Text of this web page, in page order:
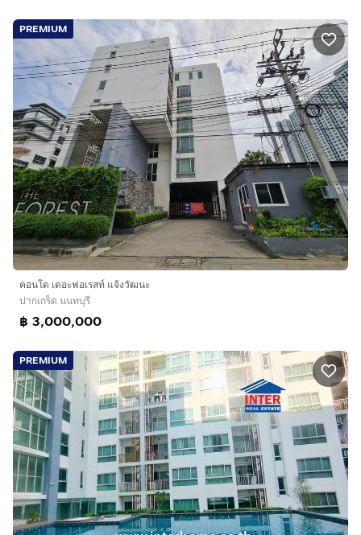
PREMIUM
คอนโด เดอะฟอเรสท์ แจ้งวัฒนะ
ปากเกร็ด นนทบุรี
฿ 3,000,000
PREMIUM